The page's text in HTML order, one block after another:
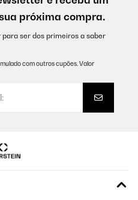
próxima compra.
ser dos primeiros a saber
com outros cupões. Valor